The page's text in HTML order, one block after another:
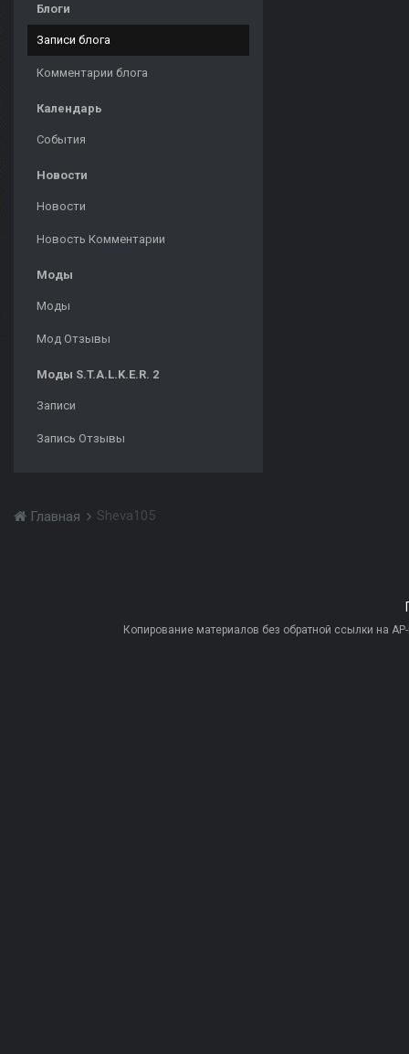
Блоги
Записи блога
Комментарии блога
Календарь
События
Новости
Новости
Новость Комментарии
Моды
Моды
Мод Отзывы
Моды S.T.A.L.K.E.R. 2
Записи
Запись Отзывы
Главная Sheva105
Копирование материалов без обратной ссылки на